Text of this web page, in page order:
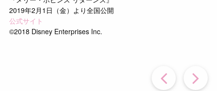
2019年2月1日（金）より全国公開
公式サイト
©2018 Disney Enterprises Inc.
過